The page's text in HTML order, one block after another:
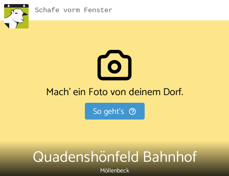
Schafe vorm Fenster
Mach' ein Foto von deinem Dorf.
So geht's
Quadenshönfeld Bahnhof
Möllenbeck